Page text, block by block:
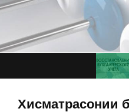
Хисматрасонии